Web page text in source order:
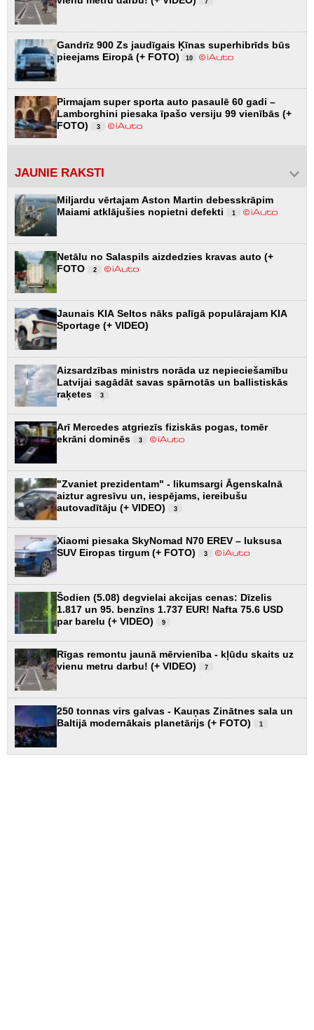
Gandrīz 900 Zs jaudīgais Ķīnas superhibrīds būs
pieejams Eiropā (+ FOTO)
10
Pirmajam super sporta auto pasaulē 60 gadi –
Lamborghini piesaka īpašo versiju 99 vienībās (+
FOTO)
3
JAUNIE RAKSTI
Miljardu vērtajam Aston Martin debesskrāpim
Maiami atklājušies nopietni defekti
1
Netālu no Salaspils aizdedzies kravas auto (+
FOTO
2
Jaunais KIA Seltos nāks palīgā populārajam KIA
Sportage (+ VIDEO)
Aizsardzības ministrs norāda uz nepieciešamību
Latvijai sagādāt savas spārnotās un ballistiskās
raķetes
3
Arī Mercedes atgriezīs fiziskās pogas, tomēr
ekrāni dominēs
3
"Zvaniet prezidentam" - likumsargi Āgenskalnā
aiztur agresīvu un, iespējams, iereibušu
autovadītāju (+ VIDEO)
3
Xiaomi piesaka SkyNomad N70 EREV – luksusa
SUV Eiropas tirgum (+ FOTO)
3
Šodien (5.08) degvielai akcijas cenas: Dīzelis
1.817 un 95. benzīns 1.737 EUR! Nafta 75.6 USD
par barelu (+ VIDEO)
9
Rīgas remontu jaunā mērvienība - kļūdu skaits uz
vienu metru darbu! (+ VIDEO)
7
250 tonnas virs galvas - Kauņas Zinātnes sala un
Baltijā modernākais planetārijs (+ FOTO)
1